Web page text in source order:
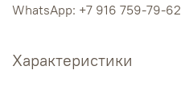
WhatsApp: +7 916 759-79-62
Характеристики